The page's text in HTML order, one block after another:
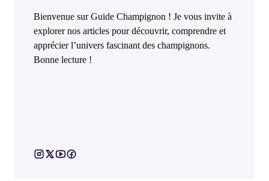
Bienvenue sur Guide Champignon ! Je vous invite à
explorer nos articles pour découvrir, comprendre et
apprécier l’univers fascinant des champignons.
Bonne lecture !